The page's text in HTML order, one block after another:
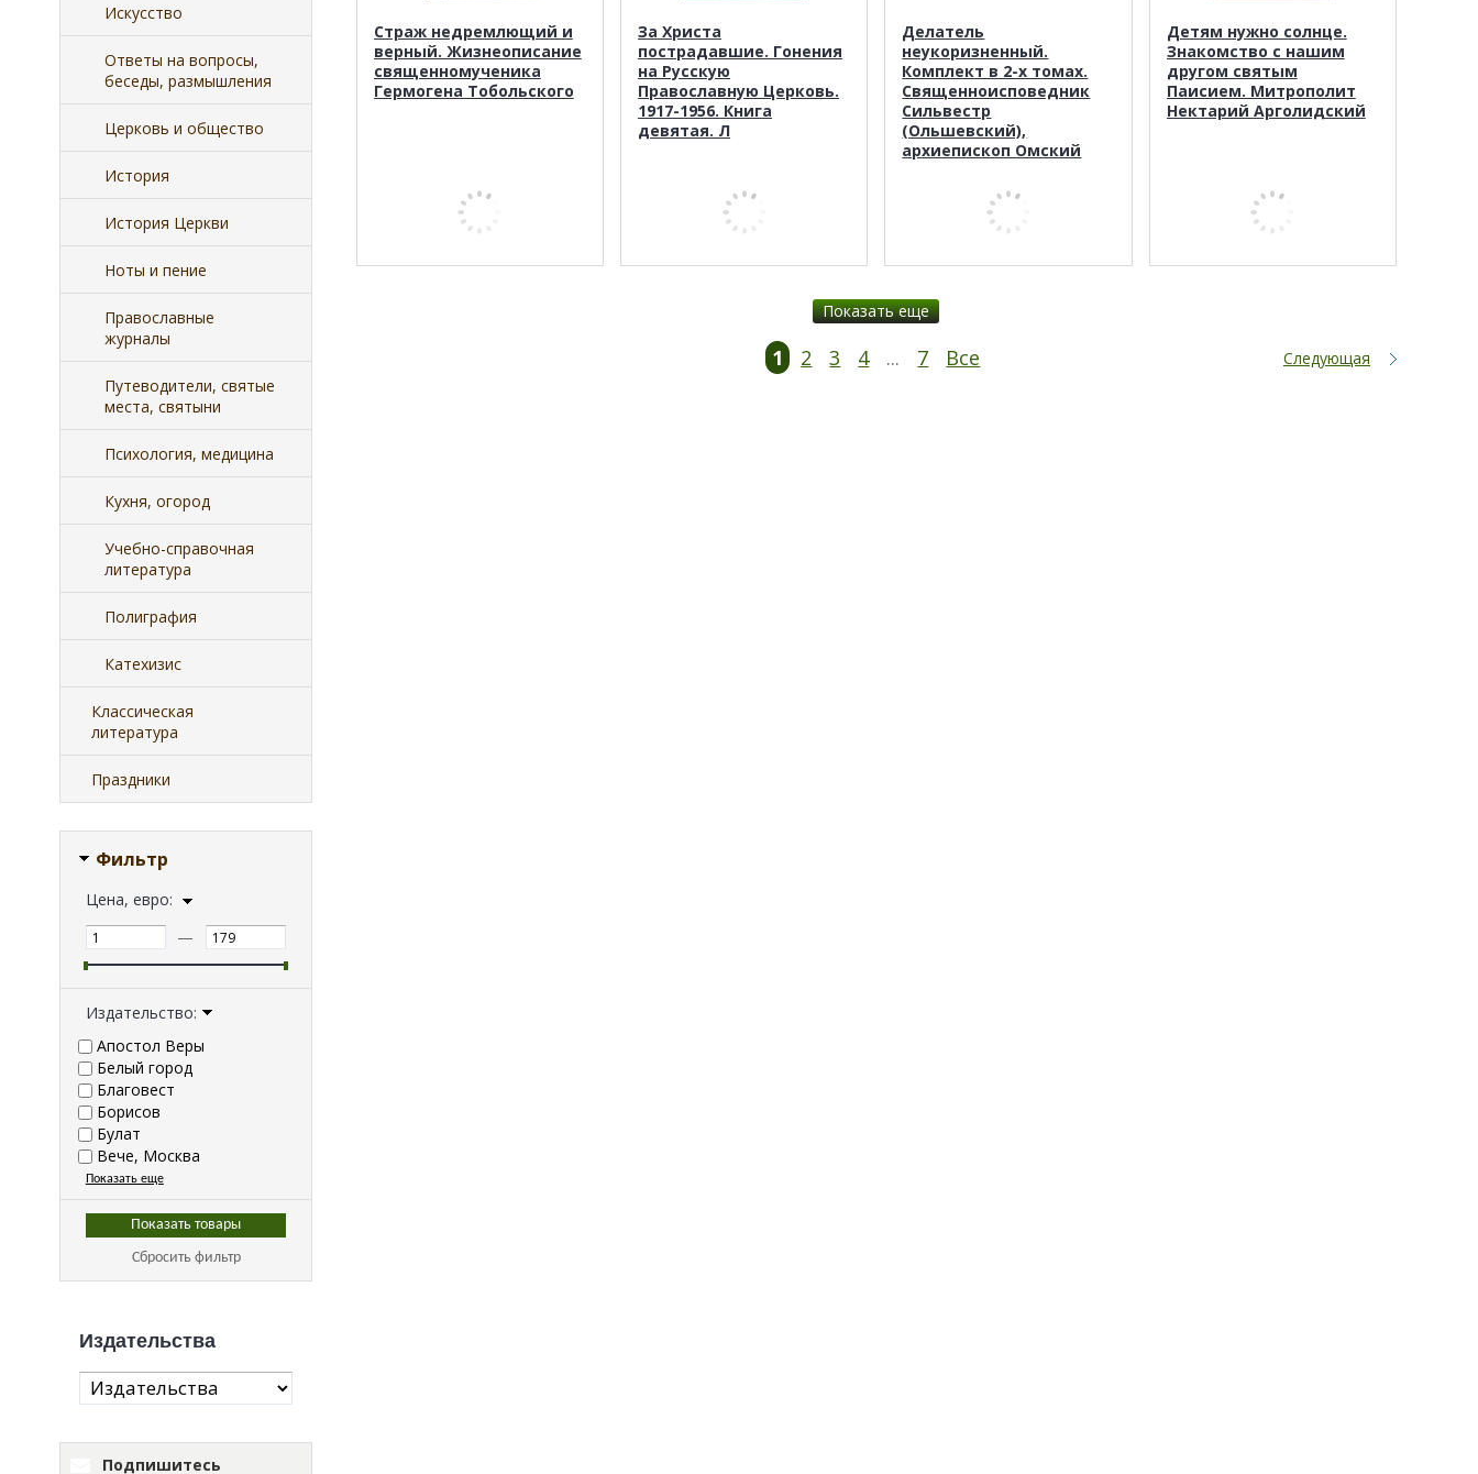
Искусство
Ответы на вопросы,
беседы, размышления
Церковь и общество
История
История Церкви
Ноты и пение
Православные
журналы
Путеводители, святые
места, святыни
Психология, медицина
Кухня, огород
Учебно-справочная
литература
Полиграфия
Катехизис
Классическая
литература
Праздники
Фильтр
Цена, евро:
—
Издательство:
Апостол Веры
Белый город
Благовест
Борисов
Булат
Вече, Москва
Показать еще
Сбросить фильтр
Издательства
Подпишитесь
Страж недремлющий и
верный. Жизнеописание
священномученика
Гермогена Тобольского
За Христа
пострадавшие. Гонения
на Русскую
Православную Церковь.
1917-1956. Книга
девятая. Л
Делатель
неукоризненный.
Комплект в 2-х томах.
Священноисповедник
Сильвестр
(Ольшевский),
архиепископ Омский
Детям нужно солнце.
Знакомство с нашим
другом святым
Паисием. Митрополит
Нектарий Арголидский
Показать еще
1 2 3 4 ... 7 Все Следующая